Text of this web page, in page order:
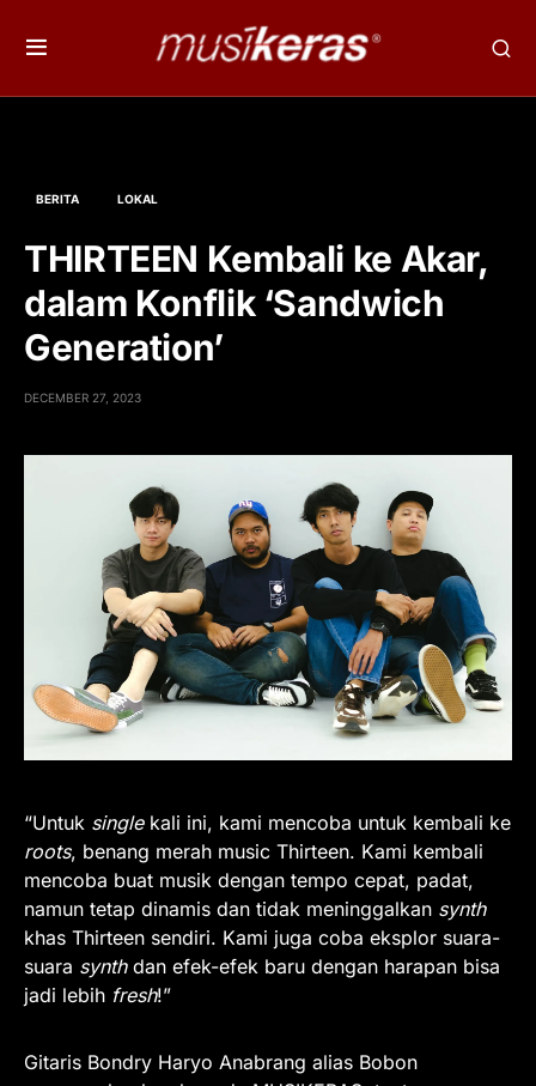
BERITA LOKAL
THIRTEEN Kembali ke Akar,
dalam Konflik ‘Sandwich
Generation’
DECEMBER 27, 2023
“Untuk singlekali ini, kami mencoba untuk kembali ke
roots, benang merah music Thirteen. Kami kembali
mencoba buat musik dengan tempo cepat, padat,
namun tetap dinamis dan tidak meninggalkan synth
khas Thirteen sendiri. Kami juga coba eksplor suara-
suara synthdan efek-efek baru dengan harapan bisa
jadi lebih fresh!”
Gitaris Bondry Haryo Anabrang alias Bobon